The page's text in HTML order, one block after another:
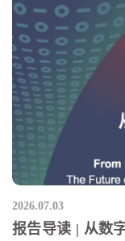
2026.07.03
报告导读 | 从